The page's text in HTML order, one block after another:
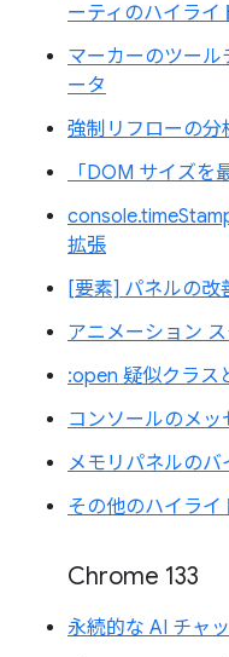
ーティのハイライ
マーカーのツー
ータ
強制リフローの分
「DOM サイズを
拡張
[要素] パネルの改
アニメーション
:open 疑似クラス
コンソールのメッ
メモリパネルのバ
その他のハイライ
Chrome 133
永続的な AI チャ